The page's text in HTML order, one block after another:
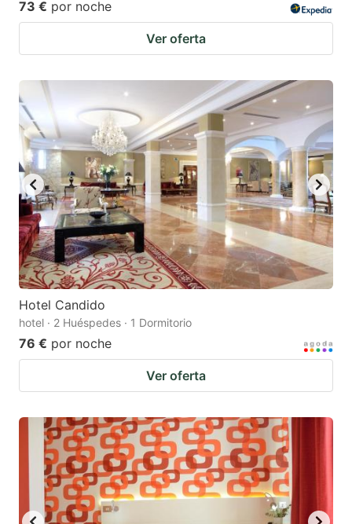
73 € por noche
Ver oferta
Hotel Candido
hotel · 2 Huéspedes · 1 Dormitorio
76 € por noche
Ver oferta